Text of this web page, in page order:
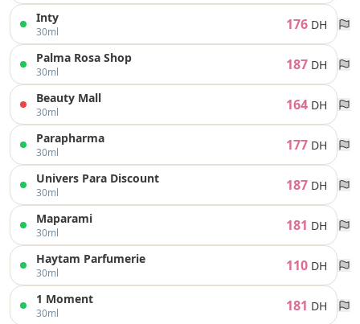
Inty
30ml 176 DH
Palma Rosa Shop
30ml 187 DH
Beauty Mall
30ml 164 DH
Parapharma
30ml 177 DH
Univers Para Discount
30ml 187 DH
Maparami
30ml 181 DH
Haytam Parfumerie
30ml 110 DH
1 Moment
30ml 181 DH